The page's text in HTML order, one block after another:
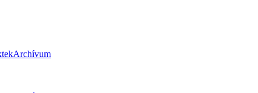
Archívum